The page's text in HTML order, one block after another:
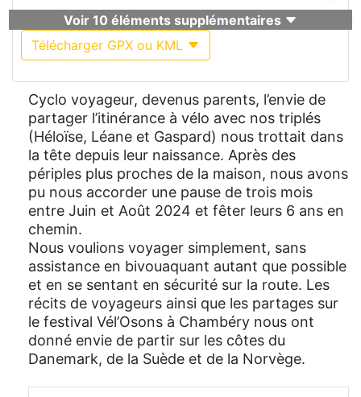
Voir 10 éléments supplémentaires
Télécharger GPX ou KML
Cyclo voyageur, devenus parents, l’envie de
partager l’itinérance à vélo avec nos triplés
(Héloïse, Léane et Gaspard) nous trottait dans
la tête depuis leur naissance. Après des
périples plus proches de la maison, nous avons
pu nous accorder une pause de trois mois
entre Juin et Août 2024 et fêter leurs 6 ans en
chemin.
Nous voulions voyager simplement, sans
assistance en bivouaquant autant que possible
et en se sentant en sécurité sur la route. Les
récits de voyageurs ainsi que les partages sur
le festival Vél’Osons à Chambéry nous ont
donné envie de partir sur les côtes du
Danemark, de la Suède et de la Norvège.